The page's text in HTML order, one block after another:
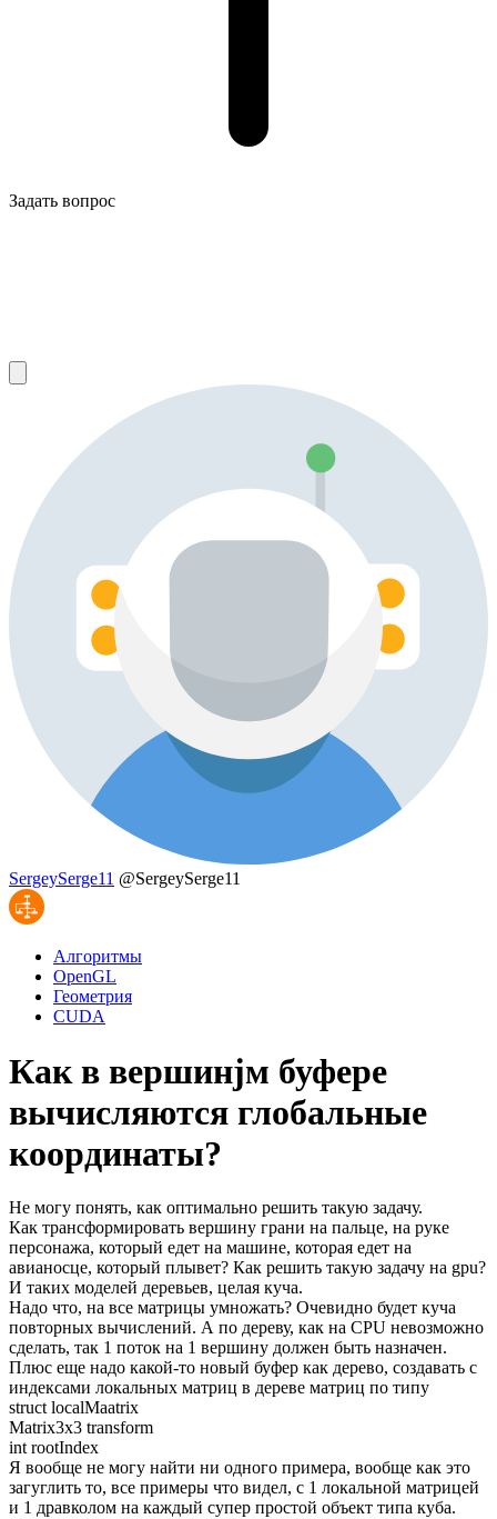
Задать вопрос
SergeySerge11 @SergeySerge11
Алгоритмы
OpenGL
Геометрия
CUDA
Как в вершинjм буфере
вычисляются глобальные
координаты?
Не могу понять, как оптимально решить такую задачу.
Как трансформировать вершину грани на пальце, на руке
персонажа, который едет на машине, которая едет на
авианосце, который плывет? Как решить такую задачу на gpu?
И таких моделей деревьев, целая куча.
Надо что, на все матрицы умножать? Очевидно будет куча
повторных вычислений. А по дереву, как на CPU невозможно
сделать, так 1 поток на 1 вершину должен быть назначен.
Плюс еще надо какой-то новый буфер как дерево, создавать с
индексами локальных матриц в дереве матриц по типу
struct localMaatrix
Matrix3x3 transform
int rootIndex
Я вообще не могу найти ни одного примера, вообще как это
загуглить то, все примеры что видел, с 1 локальной матрицей
и 1 дравколом на каждый супер простой объект типа куба.